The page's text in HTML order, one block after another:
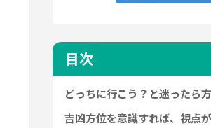
目次
どっちに行こう？と迷ったら
吉凶方位を意識すれば、視点